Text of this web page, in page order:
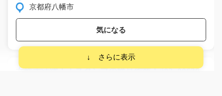
京都府八幡市
気になる
女性大活躍！！スタンプの検品作業！/i02_00630